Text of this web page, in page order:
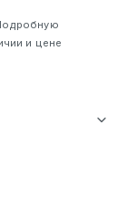
Bluetooth.
и цене